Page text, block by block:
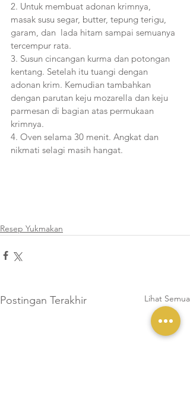
2. Untuk membuat adonan krimnya,
masak susu segar, butter, tepung terigu,
garam, dan  lada hitam sampai semuanya
tercempur rata.
3. Susun cincangan kurma dan potongan
kentang. Setelah itu tuangi dengan
adonan krim. Kemudian tambahkan
dengan parutan keju mozarella dan keju
parmesan di bagian atas permukaan
krimnya.
4. Oven selama 30 menit. Angkat dan
nikmati selagi masih hangat.
Resep Yukmakan
Postingan Terakhir Lihat Semua